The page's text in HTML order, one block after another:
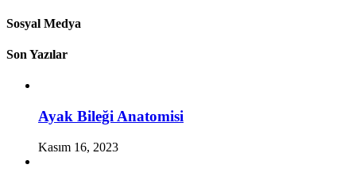
Sosyal Medya
Son Yazılar
Ayak Bileği Anatomisi
Kasım 16, 2023